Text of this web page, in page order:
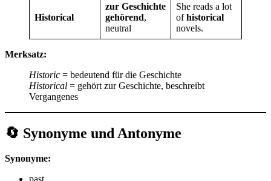
Historical
zur Geschichte
gehörend,
neutral
She reads a lot
ofhistorical
novels.
Merksatz:
Historic = bedeutend für die Geschichte
Historical = gehört zur Geschichte, beschreibt
Vergangenes
🔄 Synonyme und Antonyme
Synonyme: